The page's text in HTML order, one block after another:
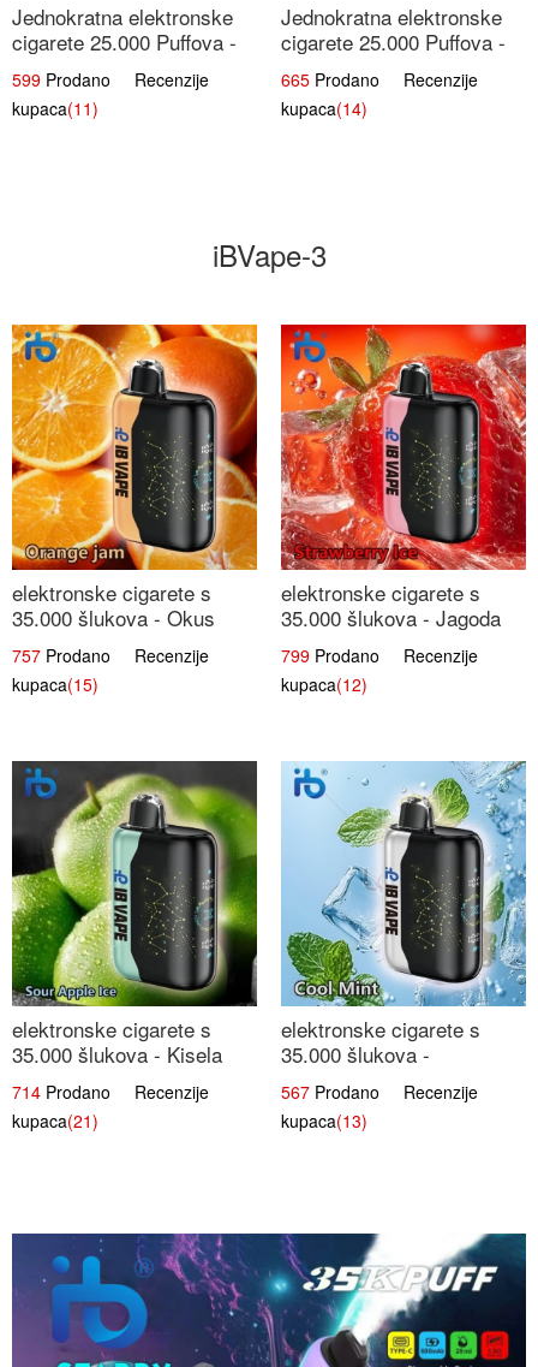
Jednokratna elektronske
cigarete 25.000 Puffova -
Kupina & Borovnica |
Šumska Voćna Mješavina
599 Prodano Recenzije
kupaca(11)
Jednokratna elektronske
cigarete 25.000 Puffova -
Jagodni Sladoled |
Kremasta Slatka Okus
665 Prodano Recenzije
kupaca(14)
iBVape-3
elektronske cigarete s
35.000 šlukova - Okus
Narančinog Džema |
Dugotrajno Iskustvo
757 Prodano Recenzije
kupaca(15)
elektronske cigarete s
35.000 šlukova - Jagoda
Led | Ohladivši i
Osježavajući Okus
799 Prodano Recenzije
kupaca(12)
elektronske cigarete s
35.000 šlukova - Kisela
Jabuka Led | Osježavajući
Kiselo-Slatki Okus
714 Prodano Recenzije
kupaca(21)
elektronske cigarete s
35.000 šlukova -
Osježavajući Mentol |
Čista i Svježa Okus
567 Prodano Recenzije
kupaca(13)